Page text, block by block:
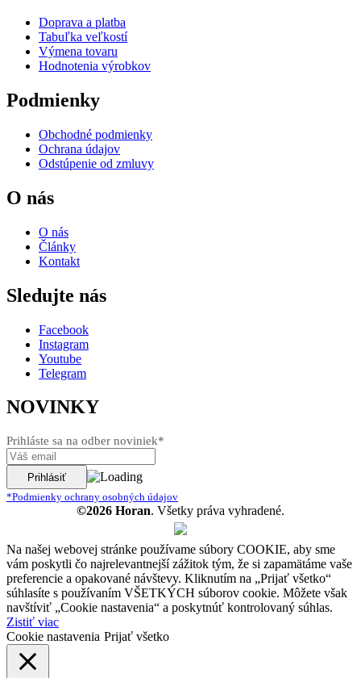
Doprava a platba
Tabuľka veľkostí
Výmena tovaru
Hodnotenia výrobkov
Podmienky
Obchodné podmienky
Ochrana údajov
Odstúpenie od zmluvy
O nás
O nás
Články
Kontakt
Sledujte nás
Facebook
Instagram
Youtube
Telegram
NOVINKY
Prihláste sa na odber noviniek*
*Podmienky ochrany osobných údajov
©2026 Horan. Všetky práva vyhradené.
Na našej webovej stránke používame súbory COOKIE, aby sme
vám poskytli čo najrelevantnejší zážitok tým, že si zapamätáme vaše
preferencie a opakované návštevy. Kliknutím na „Prijať všetko“
súhlasíte s používaním VŠETKÝCH súborov cookie. Môžete však
navštíviť „Cookie nastavenia“ a poskytnúť kontrolovaný súhlas.
Zistiť viac
Cookie nastavenia Prijať všetko